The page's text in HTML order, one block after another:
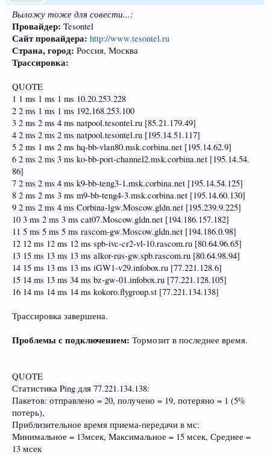
Выложу тоже для совести...:
Провайдер: Tesontel
Сайт провайдера: http://www.tesontel.ru
Страна, город: Россия, Москва
Трассировка:
QUOTE
1 1 ms 1 ms 1 ms 10.20.253.228
2 2 ms 1 ms 1 ms 192.168.253.100
3 2 ms 2 ms 4 ms natpool.tesontel.ru [85.21.179.49]
4 2 ms 2 ms 2 ms natpool.tesontel.ru [195.14.51.117]
5 2 ms 1 ms 2 ms hq-bb-vlan80.msk.corbina.net [195.14.62.9]
6 2 ms 2 ms 3 ms ko-bb-port-channel2.msk.corbina.net [195.14.54.
86]
7 2 ms 2 ms 4 ms k9-bb-teng3-1.msk.corbina.net [195.14.54.125]
8 2 ms 2 ms 3 ms m9-bb-teng4-3.msk.corbina.net [195.14.60.130]
9 2 ms 2 ms 4 ms Corbina-lgw.Moscow.gldn.net [195.239.9.225]
10 3 ms 2 ms 3 ms cat07.Moscow.gldn.net [194.186.157.182]
11 5 ms 5 ms 5 ms rascom-gw.Moscow.gldn.net [194.186.0.98]
12 12 ms 12 ms 12 ms spb-ivc-cr2-vl-10.rascom.ru [80.64.96.65]
13 15 ms 13 ms 13 ms alkor-rus-gw.spb.rascom.ru [80.64.98.94]
14 15 ms 13 ms 13 ms iGW1-v29.infobox.ru [77.221.128.6]
15 14 ms 13 ms 34 ms bz-gw-01.infobox.ru [77.221.128.105]
16 14 ms 14 ms 14 ms kokoro.flygroup.st [77.221.134.138]
Трассировка завершена.
Проблемы с подключением: Тормозит в последнее время.
QUOTE
Статистика Ping для 77.221.134.138:
Пакетов: отправлено = 20, получено = 19, потеряно = 1 (5%
потерь),
Приблизительное время приема-передачи в мс:
Минимальное = 13мсек, Максимальное = 15 мсек, Среднее =
13 мсек